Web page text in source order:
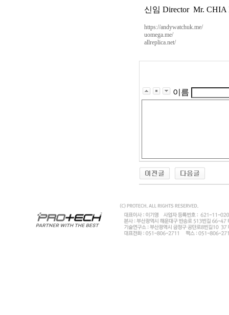
신임 Director Mr.
https://andywatchuk.me/
uomega.me/
allreplica.net/
이름